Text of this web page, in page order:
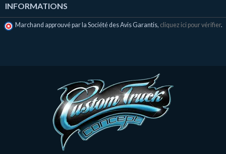
INFORMATIONS
Marchand approuvé par la Société des Avis Garantis, cliquez ici pour vérifier.